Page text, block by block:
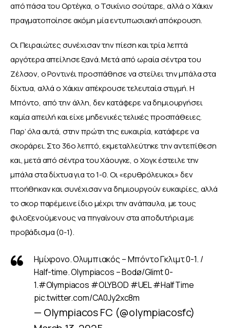
από πάσα του Ορτέγκα, ο Τσικίνιο σούταρε, αλλά ο Χάικιν
πραγματοποίησε ακόμη μία εντυπωσιακή απόκρουση.
Οι Πειραιώτες συνέχισαν την πίεση και τρία λεπτά
αργότερα απείλησε ξανά. Μετά από ωραία σέντρα του
Ζέλσον, ο Ροντινέι προσπάθησε να στείλει την μπάλα στα
δίχτυα, αλλά ο Χάικιν απέκρουσε τελευταία στιγμή. Η
Μπόντο, από την άλλη, δεν κατάφερε να δημιουργήσει
καμία απειλή και είχε μηδενικές τελικές προσπάθειες.
Παρ’ όλα αυτά, στην πρώτη της ευκαιρία, κατάφερε να
σκοράρει. Στο 36ο λεπτό, εκμεταλλεύτηκε την αντεπίθεση
και, μετά από σέντρα του Χάουγκε, ο Χογκ έστειλε την
μπάλα στα δίχτυα για το 1-0. Οι «ερυθρόλευκοι» δεν
πτοήθηκαν και συνέχισαν να δημιουργούν ευκαιρίες, αλλά
το σκορ παρέμεινε ίδιο μέχρι την ανάπαυλα, με τους
φιλοξενούμενους να πηγαίνουν στα αποδυτήρια με
προβάδισμα (0-1).
Ημίχρονο. Ολυμπιακός – Μπόντο Γκλιμτ 0-1. /
Half-time. Olympiacos​ – Bodø/Glimt 0-
1.#Olympiacos #OLYBOD #UEL#HalfTime
pic.twitter.com/CA0Jy2xc8m
— Olympiacos FC (@olympiacosfc)